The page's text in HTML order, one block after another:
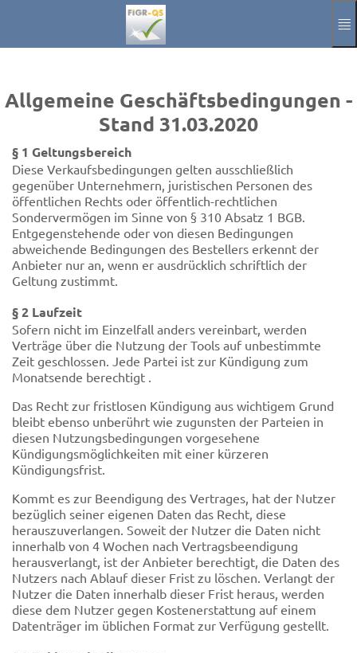
Spring til hovedindholdet
Annoncere
Allgemeine Geschäftsbedingungen -
Stand 31.03.2020
§ 1 Geltungsbereich
Diese Verkaufsbedingungen gelten ausschließlich
gegenüber Unternehmern, juristischen Personen des
öffentlichen Rechts oder öffentlich-rechtlichen
Sondervermögen im Sinne von § 310 Absatz 1 BGB.
Entgegenstehende oder von diesen Bedingungen
abweichende Bedingungen des Bestellers erkennt der
Anbieter nur an, wenn er ausdrücklich schriftlich der
Geltung zustimmt.
§ 2 Laufzeit
Sofern nicht im Einzelfall anders vereinbart, werden
Verträge über die Nutzung der Tools auf unbestimmte
Zeit geschlossen. Jede Partei ist zur Kündigung zum
Monatsende berechtigt .
Das Recht zur fristlosen Kündigung aus wichtigem Grund
bleibt ebenso unberührt wie zugunsten der Parteien in
diesen Nutzungsbedingungen vorgesehene
Kündigungsmöglichkeiten mit einer kürzeren
Kündigungsfrist.
Kommt es zur Beendigung des Vertrages, hat der Nutzer
bezüglich seiner eigenen Daten das Recht, diese
herauszuverlangen. Soweit der Nutzer die Daten nicht
innerhalb von 4 Wochen nach Vertragsbeendigung
herausverlangt, ist der Anbieter berechtigt, die Daten des
Nutzers nach Ablauf dieser Frist zu löschen. Verlangt der
Nutzer die Daten innerhalb dieser Frist heraus, werden
diese dem Nutzer gegen Kostenerstattung auf einem
Datenträger im üblichen Format zur Verfügung gestellt.